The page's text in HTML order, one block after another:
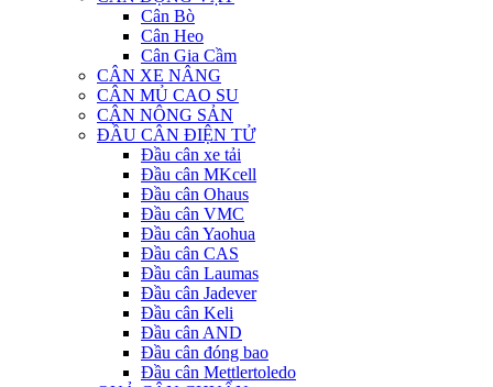
Cân Bò
Cân Heo
Cân Gia Cầm
CÂN XE NÂNG
CÂN MỦ CAO SU
CÂN NÔNG SẢN
ĐẦU CÂN ĐIỆN TỬ
Đầu cân xe tải
Đầu cân MKcell
Đầu cân Ohaus
Đầu cân VMC
Đầu cân Yaohua
Đầu cân CAS
Đầu cân Laumas
Đầu cân Jadever
Đầu cân Keli
Đầu cân AND
Đầu cân đóng bao
Đầu cân Mettlertoledo